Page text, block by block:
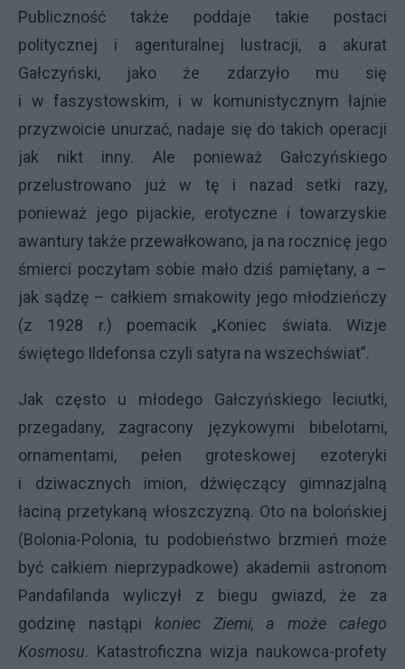
Publiczność także poddaje takie postaci
politycznej i agenturalnej lustracji, a akurat
Gałczyński, jako że zdarzyło mu się
i w faszystowskim, i w komunistycznym łajnie
przyzwoicie unurzać, nadaje się do takich operacji
jak nikt inny. Ale ponieważ Gałczyńskiego
przelustrowano już w tę i nazad setki razy,
ponieważ jego pijackie, erotyczne i towarzyskie
awantury także przewałkowano, ja na rocznicę jego
śmierci poczytam sobie mało dziś pamiętany, a –
jak sądzę – całkiem smakowity jego młodzieńczy
(z 1928 r.) poemacik „Koniec świata. Wizje
świętego Ildefonsa czyli satyra na wszechświat”.
Jak często u młodego Gałczyńskiego leciutki,
przegadany, zagracony językowymi bibelotami,
ornamentami, pełen groteskowej ezoteryki
i dziwacznych imion, dźwięczący gimnazjalną
łaciną przetykaną włoszczyzną. Oto na bolońskiej
(Bolonia-Polonia, tu podobieństwo brzmień może
być całkiem nieprzypadkowe) akademii astronom
Pandafilanda wyliczył z biegu gwiazd, że za
godzinę nastąpi koniec Ziemi, a może całego
Kosmosu. Katastroficzna wizja naukowca-profety